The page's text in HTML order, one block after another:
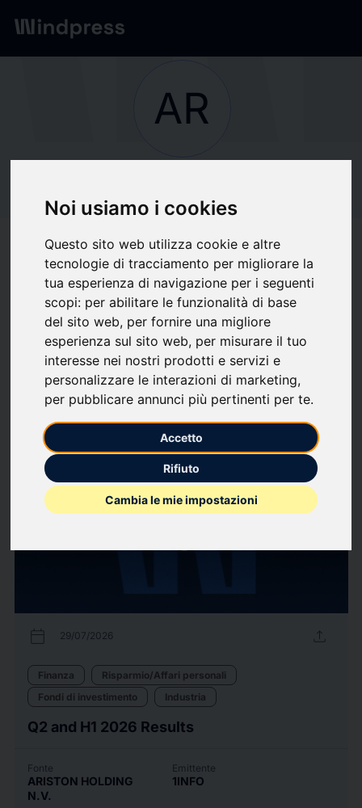
Noi usiamo i cookies
Questo sito web utilizza cookie e altre
tecnologie di tracciamento per migliorare la
tua esperienza di navigazione per i seguenti
scopi: per abilitare le funzionalità di base
del sito web, per fornire una migliore
esperienza sul sito web, per misurare il tuo
interesse nei nostri prodotti e servizi e
personalizzare le interazioni di marketing,
per pubblicare annunci più pertinenti per te.
Accetto
Rifiuto
Cambia le mie impostazioni
Network/Società
AR
ARISTON HOLDING
N.V.
favorite Segui aggiornamenti
Di cosa scriviamo
FinanzaFondi di investimento IndustriaRisparmio/Affari personali
comunicati stampa Guarda tutti i comunicati
calendar_today 29/07/2026 upload
Finanza
Risparmio/Affari personali
Fondi di investimento
Industria
Q2 and H1 2026 Results
Fonte
ARISTON HOLDING
N.V.
Emittente
1INFO